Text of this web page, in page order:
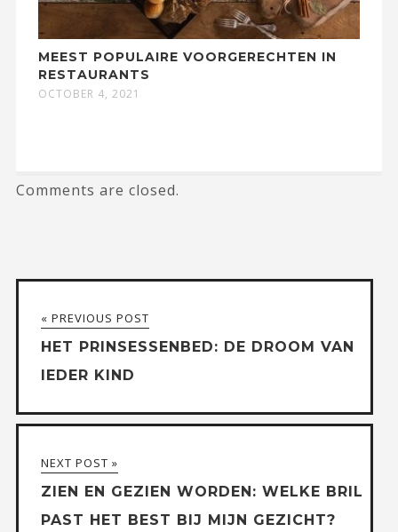
MEEST POPULAIRE VOORGERECHTEN IN
RESTAURANTS
OCTOBER 4, 2021
Comments are closed.
« PREVIOUS POST
HET PRINSESSENBED: DE DROOM VAN
IEDER KIND
NEXT POST »
ZIEN‌ ‌EN‌ ‌GEZIEN‌ ‌WORDEN:‌ ‌WELKE‌ ‌BRIL‌
‌PAST‌ ‌HET‌ ‌BEST‌ ‌BIJ‌ MIJN‌ ‌GEZICHT?‌